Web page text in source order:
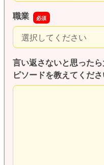
職業
職業
言い返さないと思った
ピソードを教えてくだ
言い返さないと思った